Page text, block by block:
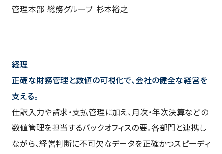
管理本部 総務グループ 杉本裕之
経理
正確な財務管理と数値の可視化で、会社の健全な経営を
支える。
仕訳入力や請求・支払管理に加え、月次・年次決算などの
数値管理を担当するバックオフィスの要。各部門と連携し
ながら、経営判断に不可欠なデータを正確かつスピーディ